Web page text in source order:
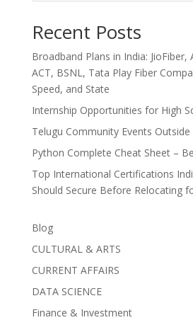
Recent Posts
Broadband Plans in India: JioFiber,
ACT, BSNL, Tata Play Fiber
Speed, and State
Internship Opportunities for High
Telugu Community Events Outside
Python Complete Cheat Sheet –
Top International Certifications
Should Secure Before Relocating
Blog
CULTURAL & ARTS
CURRENT AFFAIRS
DATA SCIENCE
Finance & Investment